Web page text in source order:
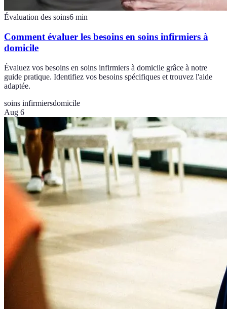
Évaluation des soins6 min
Comment évaluer les besoins en soins infirmiers à
domicile
Évaluez vos besoins en soins infirmiers à domicile grâce à notre
guide pratique. Identifiez vos besoins spécifiques et trouvez l'aide
adaptée.
soins infirmiersdomicile
Aug 6